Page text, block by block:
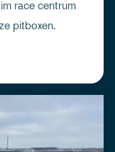
race centrum
pitboxen.